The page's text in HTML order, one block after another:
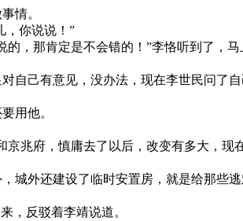
情。
，你说说！”
，那肯定是不会错的！”李恪听到了，
自己有意见，没办法，现在李世民问了
用他。
兆府，慎庸去了以后，改变有多大，
外还建设了临时安置房，就是给那些
，反驳着李靖说道。